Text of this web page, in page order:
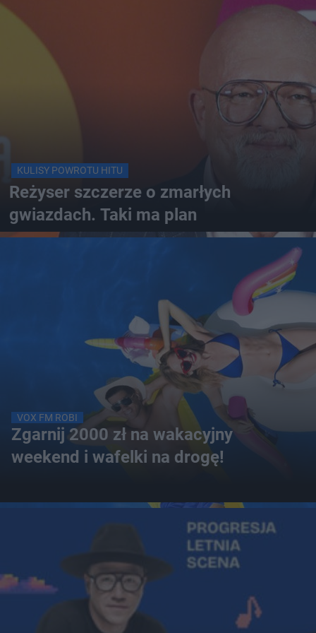
KULISY POWROTU HITU
Reżyser szczerze o zmarłych
gwiazdach. Taki ma plan
VOX FM ROBI
Zgarnij 2000 zł na wakacyjny
weekend i wafelki na drogę!